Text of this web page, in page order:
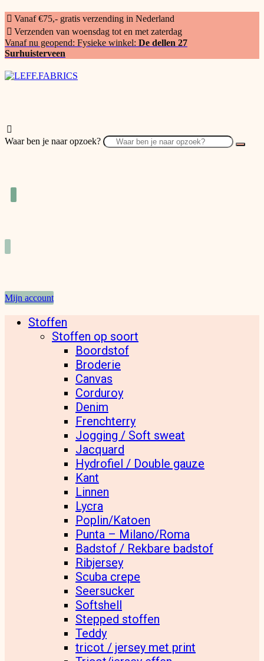
Vanaf €75,- gratis verzending in Nederland
Verzenden van woensdag tot en met zaterdag
Vanaf nu geopend: Fysieke winkel: De dellen 27
Surhuisterveen
Waar ben je naar opzoek?
Mijn account
Stoffen
Stoffen op soort
Boordstof
Broderie
Canvas
Corduroy
Denim
Frenchterry
Jogging / Soft sweat
Jacquard
Hydrofiel / Double gauze
Kant
Linnen
Lycra
Poplin/Katoen
Punta – Milano/Roma
Badstof / Rekbare badstof
Ribjersey
Scuba crepe
Seersucker
Softshell
Stepped stoffen
Teddy
tricot / jersey met print